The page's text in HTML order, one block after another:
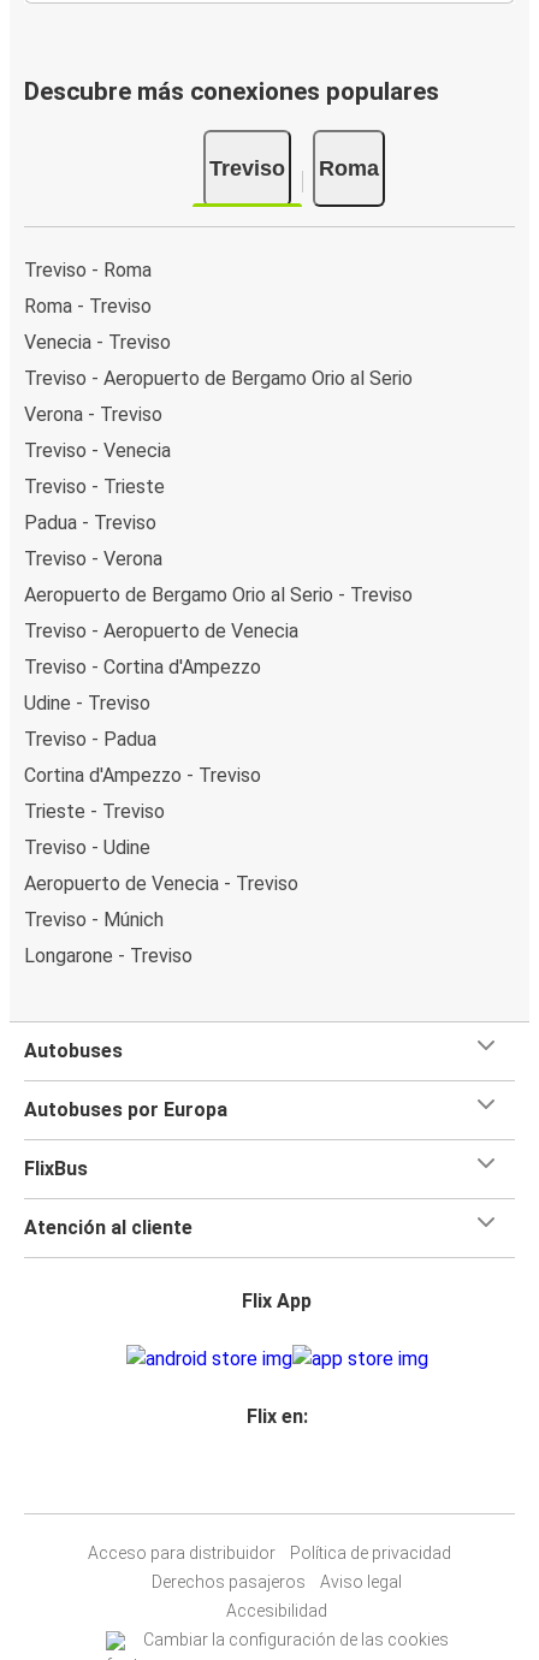
Descubre más conexiones populares
Treviso Roma
Treviso - Roma
Roma - Treviso
Venecia - Treviso
Treviso - Aeropuerto de Bergamo Orio al Serio
Verona - Treviso
Treviso - Venecia
Treviso - Trieste
Padua - Treviso
Treviso - Verona
Aeropuerto de Bergamo Orio al Serio - Treviso
Treviso - Aeropuerto de Venecia
Treviso - Cortina d'Ampezzo
Udine - Treviso
Treviso - Padua
Cortina d'Ampezzo - Treviso
Trieste - Treviso
Treviso - Udine
Aeropuerto de Venecia - Treviso
Treviso - Múnich
Longarone - Treviso
Autobuses
Autobuses por Europa
FlixBus
Atención al cliente
Flix App
Flix en:
Acceso para distribuidor
Política de privacidad
Derechos pasajeros
Aviso legal
Accesibilidad
Cambiar la configuración de las cookies